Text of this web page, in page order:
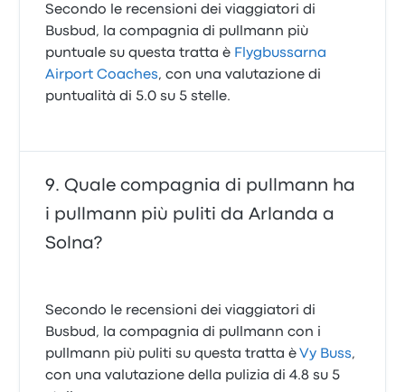
Secondo le recensioni dei viaggiatori di
Busbud, la compagnia di pullmann più
puntuale su questa tratta è Flygbussarna
Airport Coaches, con una valutazione di
puntualità di 5.0 su 5 stelle.
Quale compagnia di pullmann ha
i pullmann più puliti da Arlanda a
Solna?
Secondo le recensioni dei viaggiatori di
Busbud, la compagnia di pullmann con i
pullmann più puliti su questa tratta è Vy Buss,
con una valutazione della pulizia di 4.8 su 5